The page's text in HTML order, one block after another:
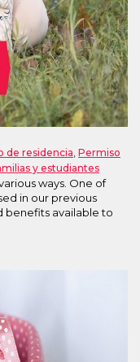
de residencia Permiso
y estudiantes
ways. One of
in our previous
benefits available to